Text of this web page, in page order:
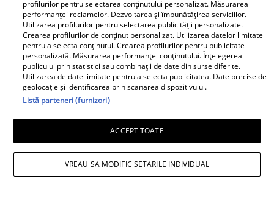
Andreea Esca, mesaj emoționat de ziua
fiului ei. Aris Eram a împlinit 23 de ani:
„Te-ai transformat într-un bărbat
șarmant și înțelept”
profilurilor pentru selectarea conținutului personalizat. Măsurarea
performanței reclamelor. Dezvoltarea și îmbunătățirea serviciilor.
Utilizarea profilurilor pentru selectarea publicității personalizate.
Crearea profilurilor de conținut personalizat. Utilizarea datelor limitate
pentru a selecta conținutul. Crearea profilurilor pentru publicitate
personalizată. Măsurarea performanței conținutului. Înțelegerea
publicului prin statistici sau combinații de date din surse diferite.
Utilizarea de date limitate pentru a selecta publicitatea. Date precise de
geolocație și identificarea prin scanarea dispozitivului.
Listă parteneri (furnizori)
ACCEPT TOATE
VREAU SA MODIFIC SETARILE INDIVIDUAL